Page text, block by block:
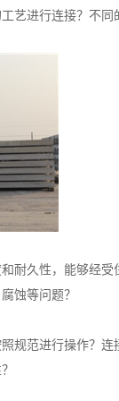
进行连接？不同
久性，能够经受
蚀等问题？
范进行操作？连